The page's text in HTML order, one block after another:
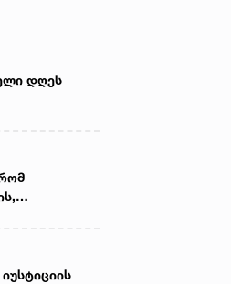
თუმცა
ხდება -
დღეს